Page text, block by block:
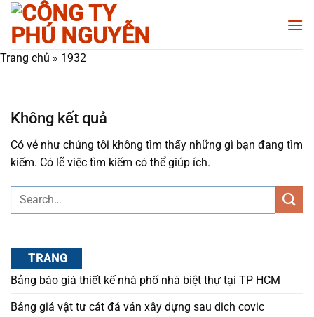
Chuyển
đến
nội
dung
Trang chủ » 1932
Không kết quả
Có vẻ như chúng tôi không tìm thấy những gì bạn đang tìm
kiếm. Có lẽ việc tìm kiếm có thể giúp ích.
TRANG
Bảng báo giá thiết kế nhà phố nhà biệt thự tại TP HCM
Bảng giá vật tư cát đá ván xây dựng sau dich covic